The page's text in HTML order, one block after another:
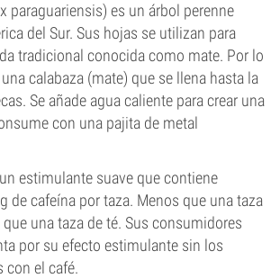
paraguariensis) es un árbol perenne
del Sur. Sus hojas se utilizan para
tradicional conocida como mate. Por lo
calabaza (mate) que se llena hasta la
Se añade agua caliente para crear una
con una pajita de metal
estimulante suave que contiene
de cafeína por taza. Menos que una taza
una taza de té. Sus consumidores
por su efecto estimulante sin los
con el café.